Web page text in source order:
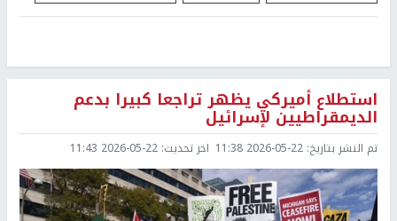
استطلاع أميركي يظهر تراجعا كبيرا بدعم
الديمقراطيين لإسرائيل
تم النشر بتاريخ: 2026-05-22 11:38 اخر تحديث: 2026-05-22 11:43